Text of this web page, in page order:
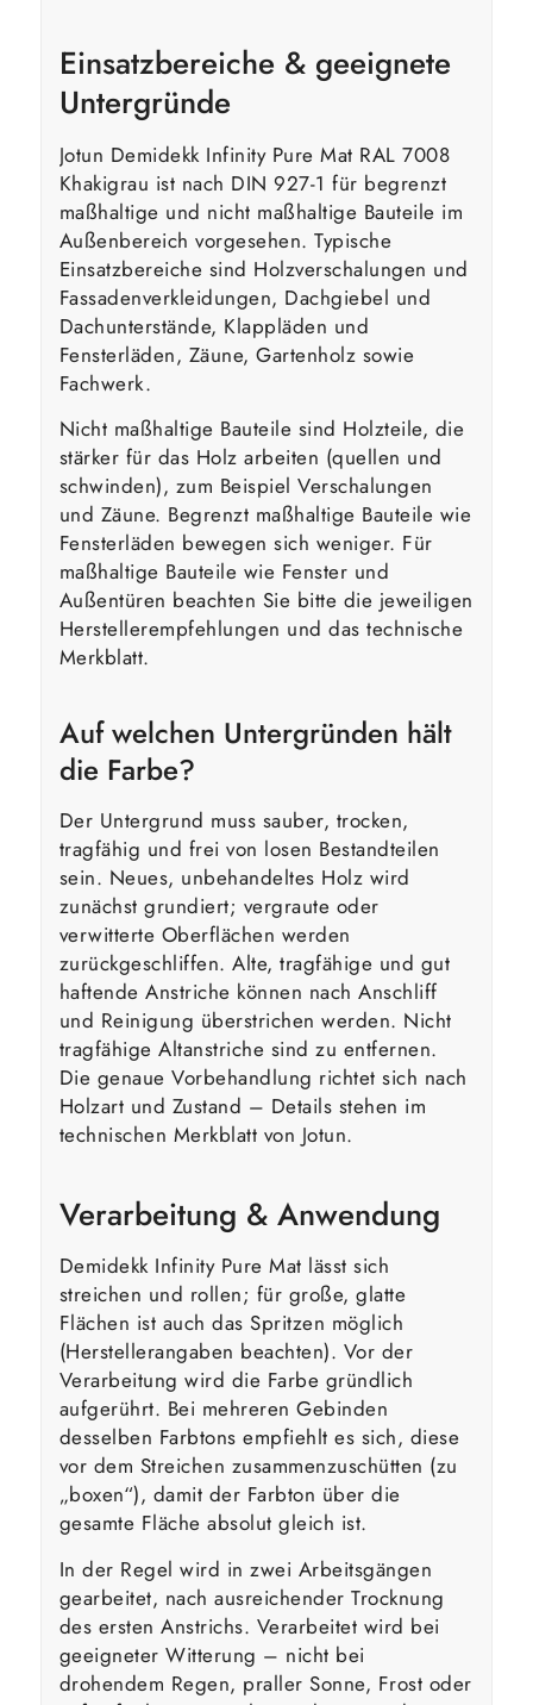
Einsatzbereiche & geeignete
Untergründe
Jotun Demidekk Infinity Pure Mat RAL 7008
Khakigrau ist nach DIN 927-1 für begrenzt
maßhaltige und nicht maßhaltige Bauteile im
Außenbereich vorgesehen. Typische
Einsatzbereiche sind Holzverschalungen und
Fassadenverkleidungen, Dachgiebel und
Dachunterstände, Klappläden und
Fensterläden, Zäune, Gartenholz sowie
Fachwerk.
Nicht maßhaltige Bauteile sind Holzteile, die
stärker für das Holz arbeiten (quellen und
schwinden), zum Beispiel Verschalungen
und Zäune. Begrenzt maßhaltige Bauteile wie
Fensterläden bewegen sich weniger. Für
maßhaltige Bauteile wie Fenster und
Außentüren beachten Sie bitte die jeweiligen
Herstellerempfehlungen und das technische
Merkblatt.
Auf welchen Untergründen hält
die Farbe?
Der Untergrund muss sauber, trocken,
tragfähig und frei von losen Bestandteilen
sein. Neues, unbehandeltes Holz wird
zunächst grundiert; vergraute oder
verwitterte Oberflächen werden
zurückgeschliffen. Alte, tragfähige und gut
haftende Anstriche können nach Anschliff
und Reinigung überstrichen werden. Nicht
tragfähige Altanstriche sind zu entfernen.
Die genaue Vorbehandlung richtet sich nach
Holzart und Zustand – Details stehen im
technischen Merkblatt von Jotun.
Verarbeitung & Anwendung
Demidekk Infinity Pure Mat lässt sich
streichen und rollen; für große, glatte
Flächen ist auch das Spritzen möglich
(Herstellerangaben beachten). Vor der
Verarbeitung wird die Farbe gründlich
aufgerührt. Bei mehreren Gebinden
desselben Farbtons empfiehlt es sich, diese
vor dem Streichen zusammenzuschütten (zu
„boxen“), damit der Farbton über die
gesamte Fläche absolut gleich ist.
In der Regel wird in zwei Arbeitsgängen
gearbeitet, nach ausreichender Trocknung
des ersten Anstrichs. Verarbeitet wird bei
geeigneter Witterung – nicht bei
drohendem Regen, praller Sonne, Frost oder